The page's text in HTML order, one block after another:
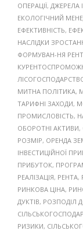
ОПЕРАЦІЇ, ДЖЕРЕЛА
ЕКОЛОГІЧНИЙ
ЕФЕКТИВНІСТЬ,
НАСЛІДКИ
ФОРМУВАН-НЯ
МИТНА ПОЛІТИКА,
ТАРИФНІ ЗАХОДИ,
ПРОМИСЛОВІСТЬ,
ОБОРОТНІ АКТИВИ,
РОЗМІР, ОРЕНДА
ІНВЕСТИЦІЙНОЇ
ПРИБУТОК,
РЕАЛІЗАЦІЯ, РЕНТА,
РИНКОВА ЦІНА,
ДУКТІВ, РОЗПОДІЛ
РИЗИКИ,